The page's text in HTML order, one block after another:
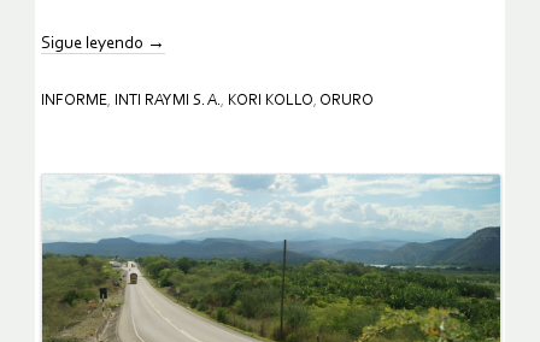
Sigue leyendo →
INFORME, INTI RAYMI S. A., KORI KOLLO, ORURO